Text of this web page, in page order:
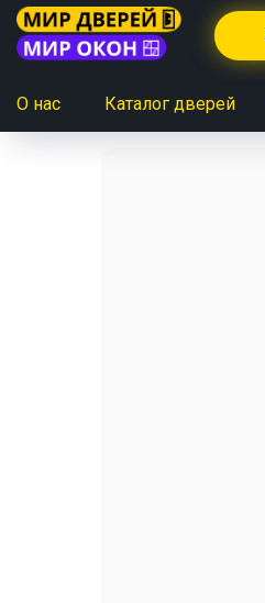
О нас Каталог дверей